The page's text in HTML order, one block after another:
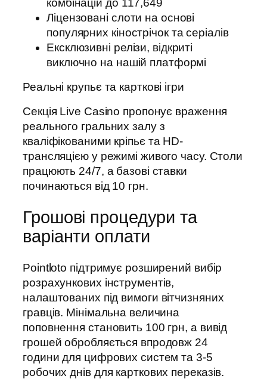
комбінацій до 117,649
Ліцензовані слоти на основі
популярних кінострічок та серіалів
Ексклюзивні релізи, відкриті
виключно на нашій платформі
Реальні крупьє та карткові ігри
Секція Live Casino пропонує враження
реального гральних залу з
кваліфікованими кріпьє та HD-
трансляцією у режимі живого часу. Столи
працюють 24/7, а базові ставки
починаються від 10 грн.
Грошові процедури та
варіанти оплати
Pointloto підтримує розширений вибір
розрахункових інструментів,
налаштованих під вимоги вітчизняних
гравців. Мінімальна величина
поповнення становить 100 грн, а вивід
грошей обробляється впродовж 24
години для цифрових систем та 3-5
робочих днів для карткових переказів.